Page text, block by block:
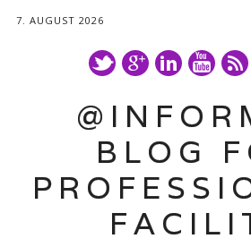
7. AUGUST 2026
BLOG